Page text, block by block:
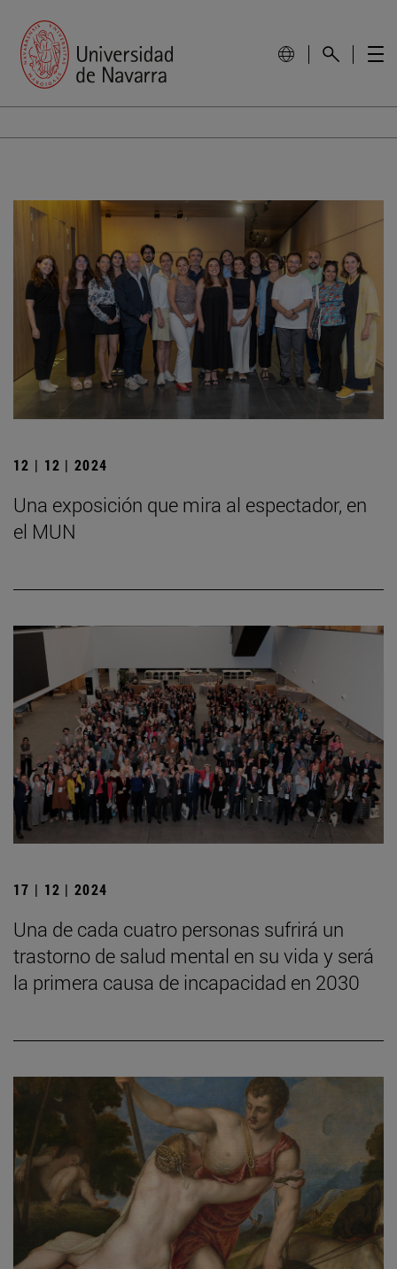
12 | 12 | 2024
Una exposición que mira al espectador, en
el MUN
17 | 12 | 2024
Una de cada cuatro personas sufrirá un
trastorno de salud mental en su vida y será
la primera causa de incapacidad en 2030